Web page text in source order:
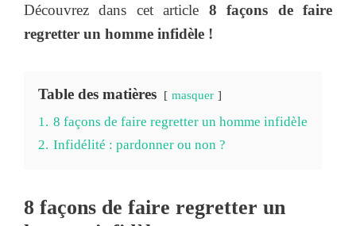
Découvrez dans cet article 8 façons de faire
regretter un homme infidèle !
Table des matières masquer
1. 8 façons de faire regretter un homme infidèle
2. Infidélité : pardonner ou non ?
8 façons de faire regretter un